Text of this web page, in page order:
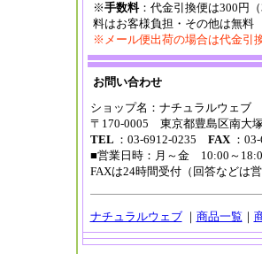
※手数料：代金引換便は300円
料はお客様負担・その他は無料
※メール便出荷の場合は代金引
お問い合わせ
ショップ名：ナチュラルウェブ
〒170-0005 東京都豊島区南大
TEL ：03-6912-0235 FAX ：
■営業日時：月～金 10:00～
FAXは24時間受付（回答などは営
ナチュラルウェブ｜ 商品一覧 ｜